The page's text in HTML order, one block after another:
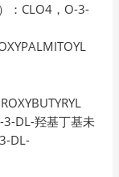
CLO4，O-3-
DL-羟基丁基未
DL-